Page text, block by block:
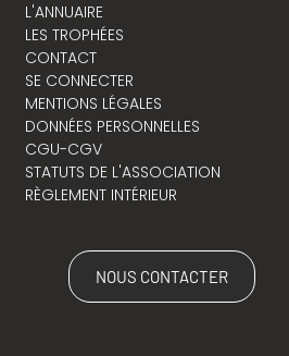
L'ANNUAIRE
LES TROPHÉES
CONTACT
SE CONNECTER
MENTIONS LÉGALES
DONNÉES PERSONNELLES
CGU-CGV
STATUTS DE L'ASSOCIATION
RÈGLEMENT INTÉRIEUR
NOUS CONTACTER